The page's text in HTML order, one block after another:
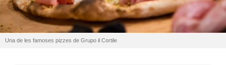
Una de les famoses pizzes de Grupo il Cortile